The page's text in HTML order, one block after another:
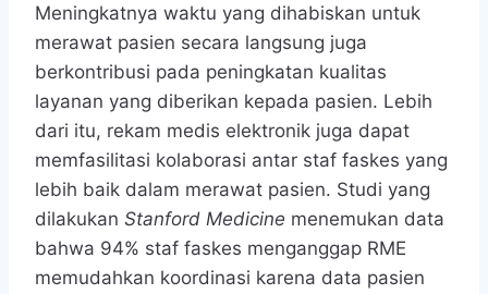
Meningkatnya waktu yang dihabiskan untuk
merawat pasien secara langsung juga
berkontribusi pada peningkatan kualitas
layanan yang diberikan kepada pasien. Lebih
dari itu, rekam medis elektronik juga dapat
memfasilitasi kolaborasi antar staf faskes yang
lebih baik dalam merawat pasien. Studi yang
dilakukan Stanford Medicine menemukan data
bahwa 94% staf faskes menganggap RME
memudahkan koordinasi karena data pasien